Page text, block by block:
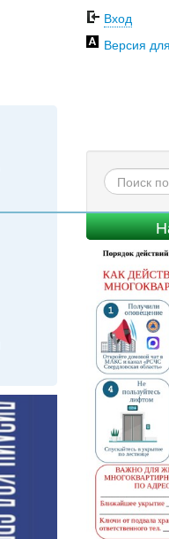
Вход
Версия